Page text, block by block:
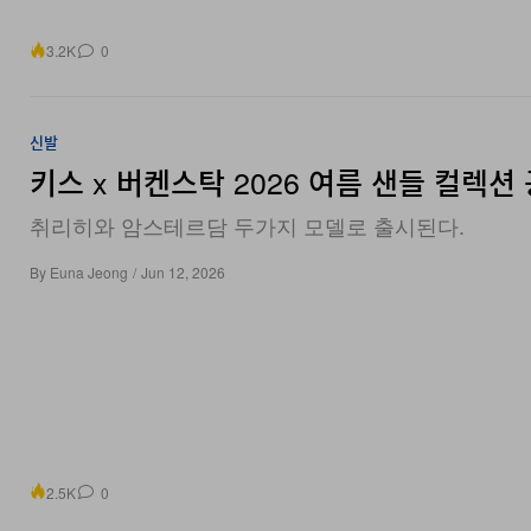
3.2K 0
신발
키스 x 버켄스탁 2026 여름 샌들 컬렉션
취리히와 암스테르담 두가지 모델로 출시된다.
By Euna Jeong / Jun 12, 2026
2.5K 0